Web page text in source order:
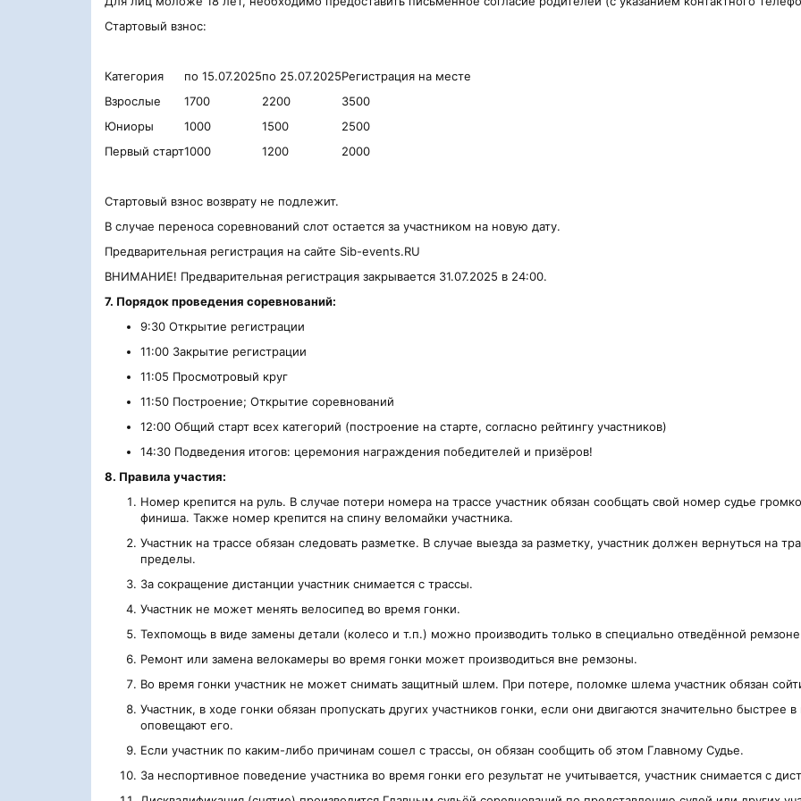
Стартовый взнос:
Категория по 15.07.2025по 25.07.2025Регистрация на месте
Взрослые
1700 2200
3500
Юниоры
1000 1500
2500
Первый старт1000 1200 2000
Стартовый взнос возврату не подлежит.
В случае переноса соревнований слот остается за участником на новую дату.
Предварительная регистрация на сайте Sib-events.RU
ВНИМАНИЕ! Предварительная регистрация закрывается 31.07.2025 в 24:00.
7. Порядок проведения соревнований:
9:30 Открытие регистрации
11:00 Закрытие регистрации
11:05 Просмотровый круг
11:50 Построение; Открытие соревнований
12:00 Общий старт всех категорий (построение на старте, согласно рейтингу участников)
14:30 Подведения итогов: церемония награждения победителей и призёров!
8. Правила участия:
Номер крепится на руль. В случае потери номера на трассе участник обязан сообщать свой номер судье
финиша. Также номер крепится на спину веломайки участника.
Участник на трассе обязан следовать разметке. В случае выезда за разметку, участник должен вернуться на
пределы.
За сокращение дистанции участник снимается с трассы.
Участник не может менять велосипед во время гонки.
Техпомощь в виде замены детали (колесо и т.п.) можно производить только в специально отведённой
Ремонт или замена велокамеры во время гонки может производиться вне ремзоны.
Во время гонки участник не может снимать защитный шлем. При потере, поломке шлема участник обязан
Участник, в ходе гонки обязан пропускать других участников гонки, если они двигаются значительно быстрее
оповещают его.
Если участник по каким-либо причинам сошел с трассы, он обязан сообщить об этом Главному Судье.
За неспортивное поведение участника во время гонки его результат не учитывается, участник снимается с